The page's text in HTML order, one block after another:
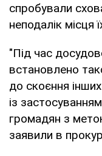
спробували
неподалік місця
"Під час
встановлено
до скоєння
із
громадян з
заявили в